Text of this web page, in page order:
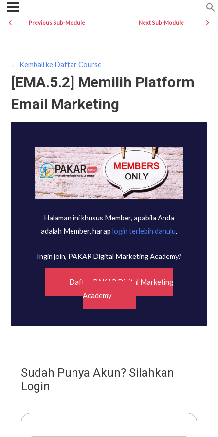
Previous Sub-Module Next Sub-Module
← Kembali ke Daftar Course
[EMA.5.2] Memilih Platform
Email Marketing
Halaman ini khusus Member, apabila Anda
adalah Member, harap login terlebih dahulu.
Ingin join, PAKAR Digital Marketing Academy?
Daftar PAKAR Digital Marketing
Academy
Sudah Punya Akun? Silahkan
Login